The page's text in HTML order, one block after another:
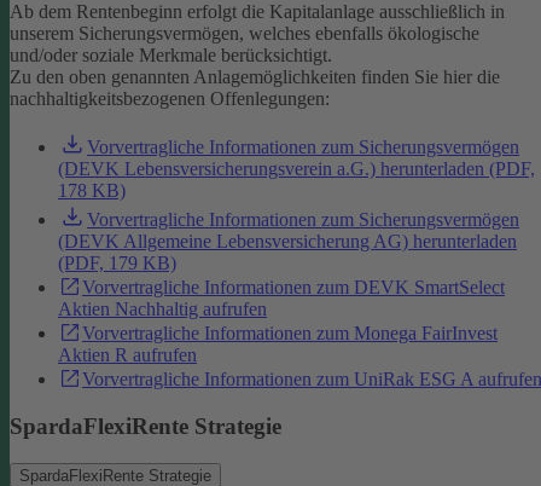
Ab dem Rentenbeginn erfolgt die Kapitalanlage ausschließlich in
unserem Sicherungsvermögen, welches ebenfalls ökologische
und/oder soziale Merkmale berücksichtigt.
Zu den oben genannten Anlagemöglichkeiten finden Sie hier die
nachhaltigkeitsbezogenen Offenlegungen:
Vorvertragliche Informationen zum Sicherungsvermögen
(DEVK Lebensversicherungsverein a.G.) herunterladen (PDF,
178 KB)
Vorvertragliche Informationen zum Sicherungsvermögen
(DEVK Allgemeine Lebensversicherung AG) herunterladen
(PDF, 179 KB)
Vorvertragliche Informationen zum DEVK SmartSelect
Aktien Nachhaltig aufrufen
Vorvertragliche Informationen zum Monega FairInvest
Aktien R aufrufen
Vorvertragliche Informationen zum UniRak ESG A aufrufen
SpardaFlexiRente Strategie
SpardaFlexiRente Strategie